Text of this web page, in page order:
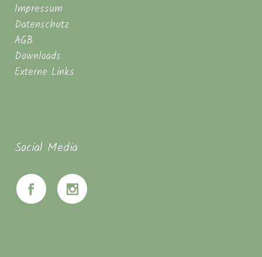
Impressum
Datenschutz
AGB
Downloads
Externe Links
Social Media